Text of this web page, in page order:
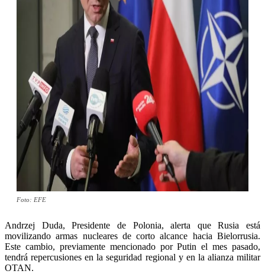
Foto: EFE
Andrzej Duda, Presidente de Polonia, alerta que Rusia está
movilizando armas nucleares de corto alcance hacia Bielorrusia.
Este cambio, previamente mencionado por Putin el mes pasado,
tendrá repercusiones en la seguridad regional y en la alianza militar
OTAN.